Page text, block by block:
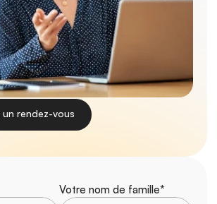
rendez-vous
Votre nom de famille*